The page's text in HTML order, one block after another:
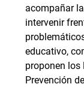
acompañar
intervenir
educativo,
proponen los
Prevención